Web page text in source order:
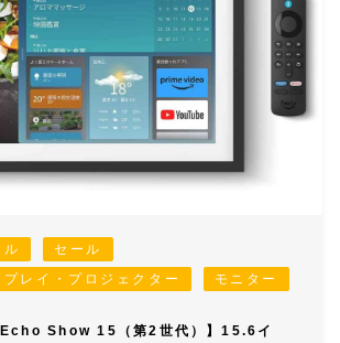
セール
レイ・プロジェクター
モニター
Show 15（第2世代）】15.6イ